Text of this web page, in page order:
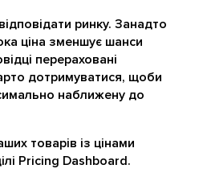
ринку. Занадто
ціна зменшує шанси
перераховані
дотримуватися, щоби
наближену до
товарів із цінами
Pricing Dashboard.